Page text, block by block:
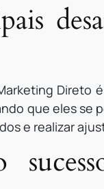
que eles se
e realizar